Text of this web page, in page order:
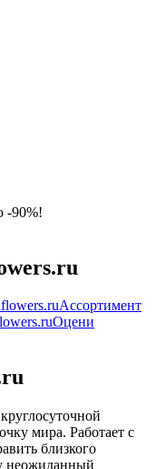
-90%!
Ассортимент
Оцени
мира. Работает с
близкого
неожиданный